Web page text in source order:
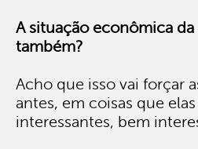
A situação econômica
também?
Acho que isso vai forçar
antes, em coisas que
interessantes, bem